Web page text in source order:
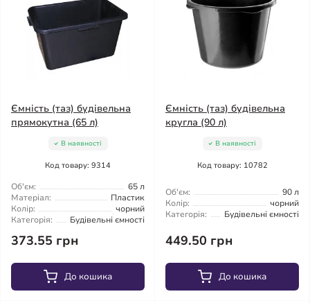
Ємність (таз) будівельна
прямокутна (65 л)
В наявності
Код товару: 9314
Об'єм:
65 л
Матеріал:
Пластик
Колір:
чорний
Категорія:
Будівельні ємності
373.55 грн
До кошика
Ємність (таз) будівельна
кругла (90 л)
В наявності
Код товару: 10782
Об'єм:
90 л
Колір:
чорний
Категорія:
Будівельні ємності
449.50 грн
До кошика